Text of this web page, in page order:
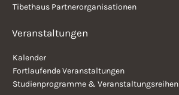
Tibethaus Partnerorganisationen
Veranstaltungen
Kalender
Fortlaufende Veranstaltungen
Studienprogramme & Veranstaltungsreihen